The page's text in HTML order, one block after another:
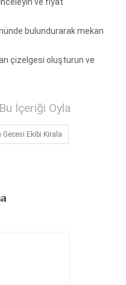
ve fiyat
bulundurarak mekan
çizelgesi oluşturun ve
Bu İçeriği Oyla
Gecesi Ekibi Kirala